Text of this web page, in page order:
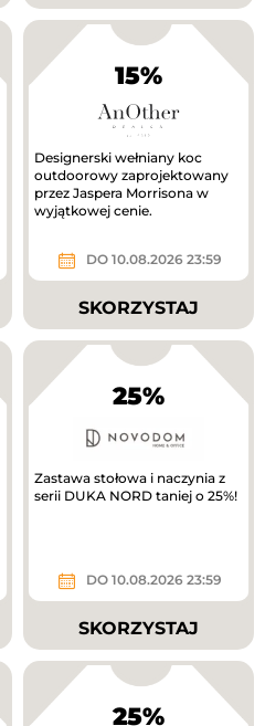
15%
Designerski wełniany koc
outdoorowy zaprojektowany
przez Jaspera Morrisona w
wyjątkowej cenie.
DO 10.08.2026 23:59
SKORZYSTAJ
25%
Zastawa stołowa i naczynia z
serii DUKA NORD taniej o 25%!
DO 10.08.2026 23:59
SKORZYSTAJ
25%